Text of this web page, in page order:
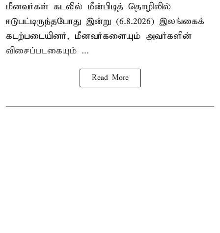
மீனவர்கள் கடலில் மீன்பிடித் தொழிலில்
ஈடுபட்டிருந்தபோது இன்று (6.8.2026) இலங்கைக்
கடற்படையினர், மீனவர்களையும் அவர்களின்
விசைப்படகையும் ...
Read More